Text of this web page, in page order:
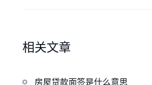
相关文章
房屋贷款面签是什么意思